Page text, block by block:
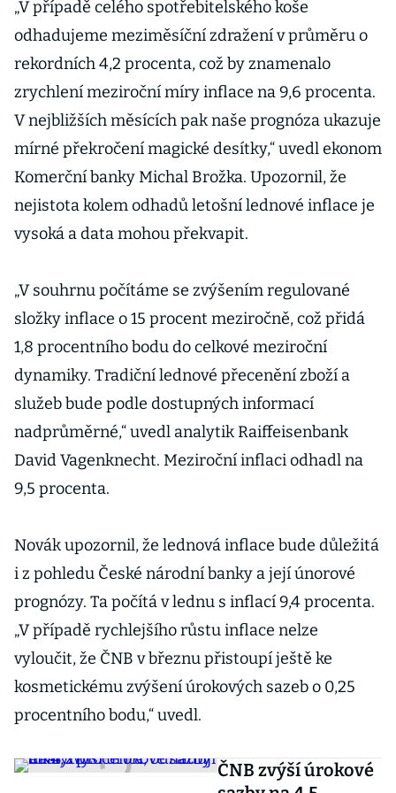
„V případě celého spotřebitelského koše
odhadujeme meziměsíční zdražení v průměru o
rekordních 4,2 procenta, což by znamenalo
zrychlení meziroční míry inflace na 9,6 procenta.
V nejbližších měsících pak naše prognóza ukazuje
mírné překročení magické desítky,“ uvedl ekonom
Komerční banky Michal Brožka. Upozornil, že
nejistota kolem odhadů letošní lednové inflace je
vysoká a data mohou překvapit.
„V souhrnu počítáme se zvýšením regulované
složky inflace o 15 procent meziročně, což přidá
1,8 procentního bodu do celkové meziroční
dynamiky. Tradiční lednové přecenění zboží a
služeb bude podle dostupných informací
nadprůměrné,“ uvedl analytik Raiffeisenbank
David Vagenknecht. Meziroční inflaci odhadl na
9,5 procenta.
Novák upozornil, že lednová inflace bude důležitá
i z pohledu České národní banky a její únorové
prognózy. Ta počítá v lednu s inflací 9,4 procenta.
„V případě rychlejšího růstu inflace nelze
vyloučit, že ČNB v březnu přistoupí ještě ke
kosmetickému zvýšení úrokových sazeb o 0,25
procentního bodu,“ uvedl.
ČNB zvýší úrokové